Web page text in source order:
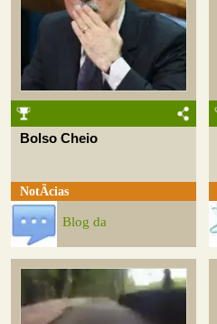
Bolso Cheio
NotÃ­cias
Blog da